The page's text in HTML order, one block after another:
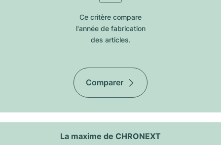
Ce critère compare
l'année de fabrication
des articles.
Comparer
La maxime de CHRONEXT